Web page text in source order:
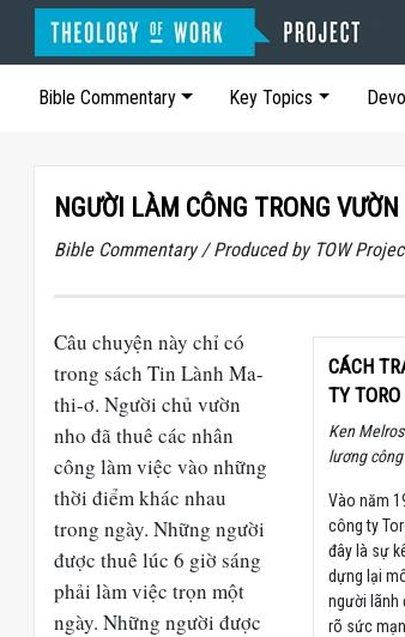
Bible Commentary Key Topics
NGƯỜI LÀM CÔNG TRONG
Bible Commentary / Produced by TOW
CÁCH
TY TORO
Ken
lương
Vào năm
công ty
đây là sự
dựng lại
người lãnh
rõ sức
Câu chuyện này chỉ có
trong sách Tin Lành Ma-
thi-ơ. Người chủ vườn
nho đã thuê các nhân
công làm việc vào những
thời điểm khác nhau
trong ngày. Những người
được thuê lúc 6 giờ sáng
phải làm việc trọn một
ngày. Những người được